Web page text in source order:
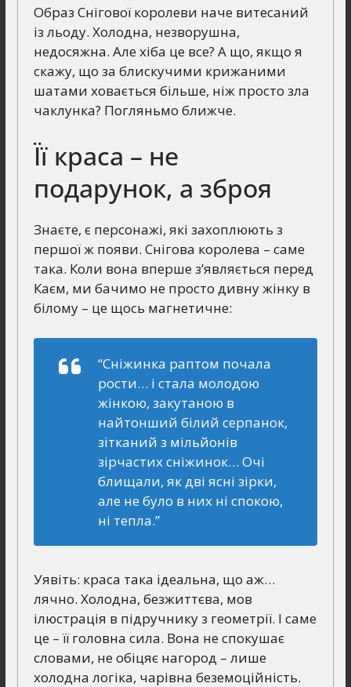
Образ Снігової королеви наче витесаний
із льоду. Холодна, незворушна,
недосяжна. Але хіба це все? А що, якщо я
скажу, що за блискучими крижаними
шатами ховається більше, ніж просто зла
чаклунка? Погляньмо ближче.
Її краса – не
подарунок, а зброя
Знаєте, є персонажі, які захоплюють з
першої ж появи. Снігова королева – саме
така. Коли вона вперше з’являється перед
Каєм, ми бачимо не просто дивну жінку в
білому – це щось магнетичне:
“Сніжинка раптом почала
рости… і стала молодою
жінкою, закутаною в
найтонший білий серпанок,
зітканий з мільйонів
зірчастих сніжинок… Очі
блищали, як дві ясні зірки,
але не було в них ні спокою,
ні тепла.”
Уявіть: краса така ідеальна, що аж…
лячно. Холодна, безжиттєва, мов
ілюстрація в підручнику з геометрії. І саме
це – її головна сила. Вона не спокушає
словами, не обіцяє нагород – лише
холодна логіка, чарівна беземоційність.